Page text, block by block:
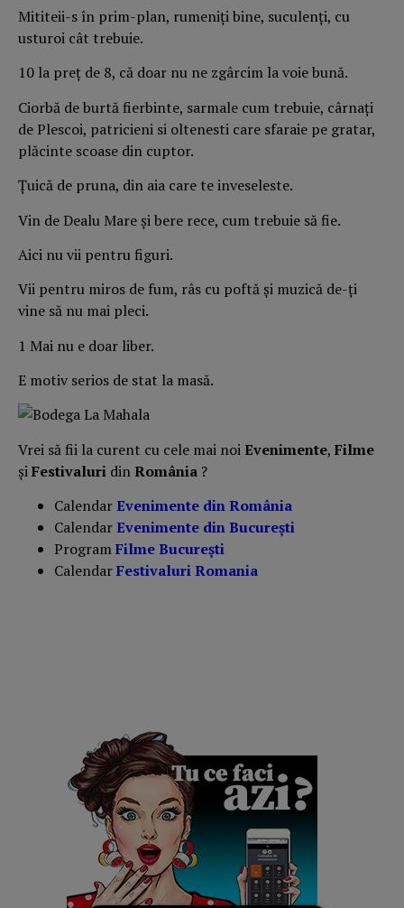
Mititeii-s în prim-plan, rumeniți bine, suculenți, cu
usturoi cât trebuie.
10 la preț de 8, că doar nu ne zgârcim la voie bună.
Ciorbă de burtă fierbinte, sarmale cum trebuie, cârnați
de Plescoi, patricieni si oltenesti care sfaraie pe gratar,
plăcinte scoase din cuptor.
Țuică de pruna, din aia care te inveseleste.
Vin de Dealu Mare și bere rece, cum trebuie să fie.
Aici nu vii pentru figuri.
Vii pentru miros de fum, râs cu poftă și muzică de-ți
vine să nu mai pleci.
1 Mai nu e doar liber.
E motiv serios de stat la masă.
Vrei să fii la curent cu cele mai noiEvenimente, Filme
șiFestivaluri dinRomânia ?
CalendarEvenimente din România
CalendarEvenimente din București
ProgramFilme București
CalendarFestivaluri Romania